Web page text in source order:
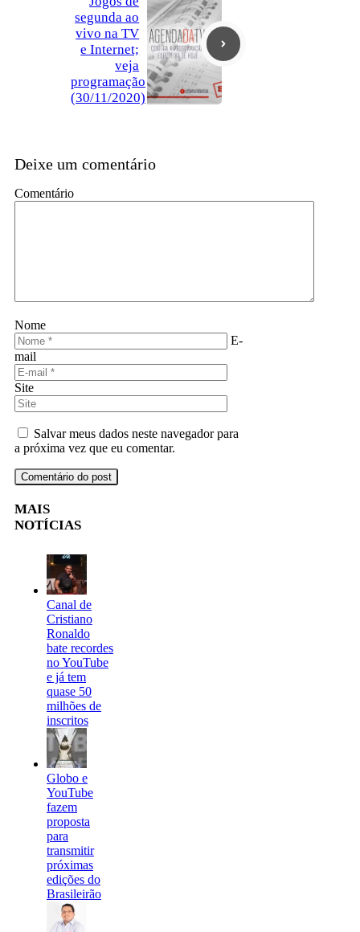
segunda ao
vivo na TV
e Internet;
veja
programação
(30/11/2020)
Deixe um comentário
Comentário
Nome
E-
mail
Site
Salvar meus dados neste navegador para
a próxima vez que eu comentar.
MAIS
NOTÍCIAS
Canal de
Cristiano
Ronaldo
bate recordes
no YouTube
e já tem
quase 50
milhões de
inscritos
Globo e
YouTube
fazem
proposta
para
transmitir
próximas
edições do
Brasileirão